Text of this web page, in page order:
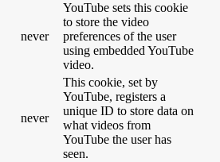
never
YouTube sets this cookie
to store the video
preferences of the user
using embedded YouTube
video.
never
This cookie, set by
YouTube, registers a
unique ID to store data on
what videos from
YouTube the user has
seen.